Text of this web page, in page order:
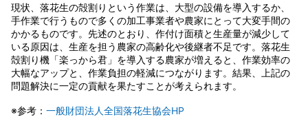
現状、落花生の殻割りという作業は、大型の設備を導入するか、
手作業で行うもので多くの加工事業者や農家にとって大変手間の
かかるものです。先述のとおり、作付け面積と生産量が減少して
いる原因は、生産を担う農家の高齢化や後継者不足です。落花生
殻割り機「楽っから君」を導入する農家が増えると、作業効率の
大幅なアップと、作業負担の軽減につながります。結果、上記の
問題解決に一定の貢献を果たすことが考えられます。
※参考： 一般財団法人全国落花生協会HP